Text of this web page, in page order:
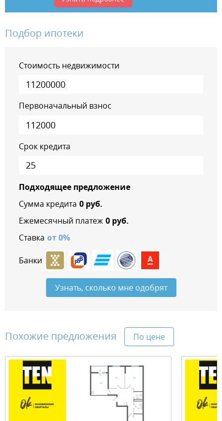
Подбор ипотеки
Стоимость недвижимости
Первоначальный взнос
Срок кредита
Подходящее предложение
Сумма кредита 0руб.
Ежемесячный платеж 0руб.
Ставка от0%
Банки
Узнать, сколько мне одобрят
Похожие предложения По цене